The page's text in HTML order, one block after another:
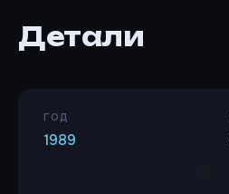
Детали
ГОД
1989